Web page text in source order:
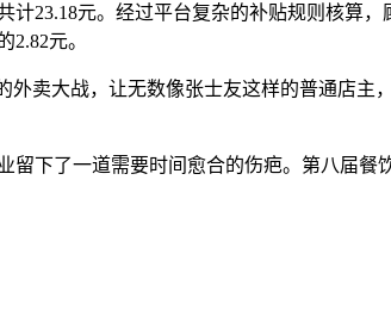
23.18元。经过平台复杂的补贴规则核算
元。
卖大战，让无数像张士友这样的普通店主
下了一道需要时间愈合的伤疤。第八届餐